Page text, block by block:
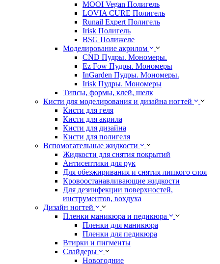
MOOI Vegan Полигель
LOVIA CURE Полигель
Runail Expert Полигель
Irisk Полигель
BSG Полижеле
Моделирование акрилом
CND Пудры. Мономеры.
Ez Fow Пудры. Мономеры
InGarden Пудры. Мономеры.
Irisk Пудры. Мономеры
Типсы, формы, клей, шелк
Кисти для моделирования и дизайна ногтей
Кисти для геля
Кисти для акрила
Кисти для дизайна
Кисти для полигеля
Вспомогательные жидкости
Жидкости для снятия покрытий
Антисептики для рук
Для обезжиривания и снятия липкого слоя
Кровоостанавливающие жидкости
Для дезинфекции поверхностей,
инструментов, вохдуха
Дизайн ногтей
Пленки маникюра и педикюра
Пленки для маникюра
Пленки для педикюра
Втирки и пигменты
Слайдеры
Новогодние